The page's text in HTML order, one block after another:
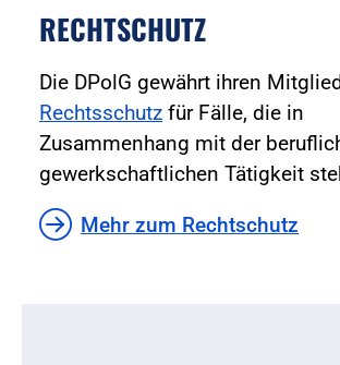
RECHTSCHUTZ
Die DPolG gewährt ihren
Rechtsschutz für Fälle, die in
Zusammenhang mit der
gewerkschaftlichen Tätigkeit
Mehr zum Rechtschutz